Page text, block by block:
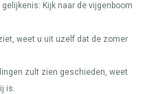
gelijkenis: Kijk naar de vijgenboom
weet u uit uzelf dat de zomer
zult zien geschieden, weet
is.